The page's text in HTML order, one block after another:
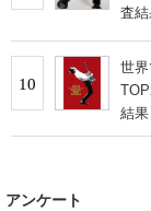
査結
10
世
結果
アンケート